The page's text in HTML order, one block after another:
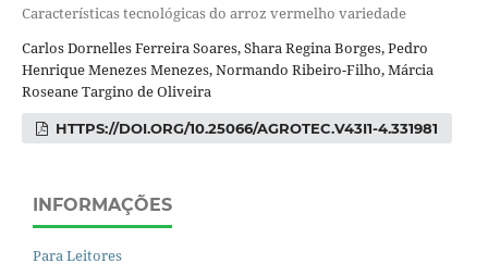
Características tecnológicas do arroz vermelho variedade
Carlos Dornelles Ferreira Soares, Shara Regina Borges, Pedro
Henrique Menezes Menezes, Normando Ribeiro-Filho, Márcia
Roseane Targino de Oliveira
HTTPS://DOI.ORG/10.25066/AGROTEC.V43I1-4.331981
INFORMAÇÕES
Para Leitores